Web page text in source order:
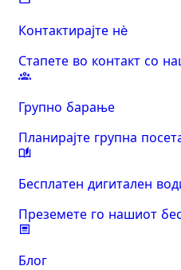
Контактирајте нè
Стапете во контакт со
Групно барање
Планирајте групна
Бесплатен дигитален
Преземете го нашиот
Блог